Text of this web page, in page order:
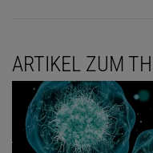
ARTIKEL ZUM